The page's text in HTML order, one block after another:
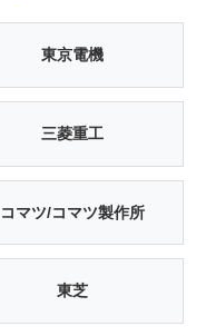
東京電機
三菱重工
コマツ/コマツ製作所
東芝